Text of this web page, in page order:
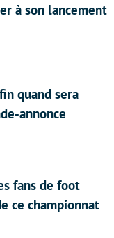
à son lancement
quand sera
annonce
fans de foot
ce championnat